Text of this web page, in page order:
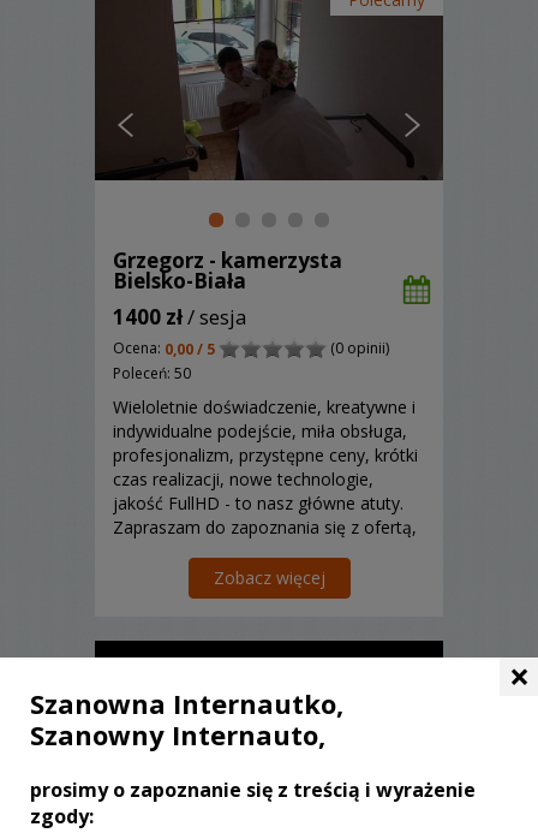
Grzegorz - kamerzysta
Bielsko-Biała
1400 zł/ sesja
Ocena: 0,00 / 5
(0 opinii)
Poleceń: 50
Wieloletnie doświadczenie, kreatywne i
indywidualne podejście, miła obsługa,
profesjonalizm, przystępne ceny, krótki
czas realizacji, nowe technologie,
jakość FullHD - to nasz główne atuty.
Zapraszam do zapoznania się z ofertą,
Zobacz więcej
×
Szanowna Internautko,
Szanowny Internauto,
prosimy o zapoznanie się z treścią i wyrażenie
zgody: